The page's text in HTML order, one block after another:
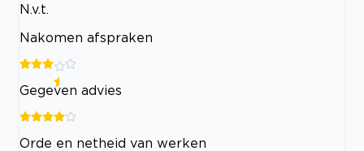
N.v.t.
Nakomen afspraken
Gegeven advies
Orde en netheid van werken